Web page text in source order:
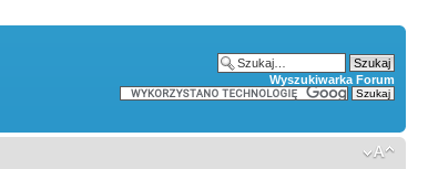
Wyszukiwarka Forum